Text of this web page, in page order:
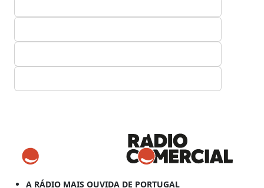
A RÁDIO MAIS OUVIDA DE PORTUGAL